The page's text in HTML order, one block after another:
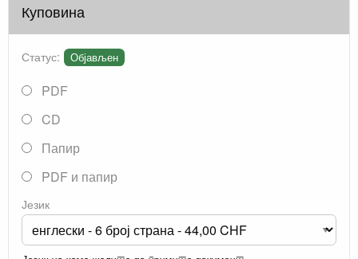
Куповина
Статус: Објављен
PDF
CD
Папир
PDF и папир
Језик